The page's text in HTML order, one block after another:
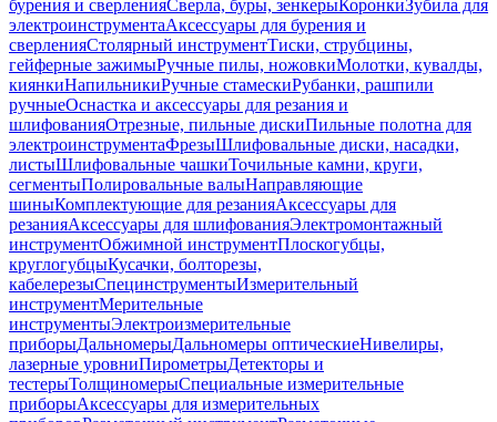
бурения и сверленияСверла, буры, зенкерыКоронкиЗубила для
электроинструментаАксессуары для бурения и
сверленияСтолярный инструментТиски, струбцины,
гейферные зажимыРучные пилы, ножовкиМолотки, кувалды,
киянкиНапильникиРучные стамескиРубанки, рашпили
ручныеОснастка и аксессуары для резания и
шлифованияОтрезные, пильные дискиПильные полотна для
электроинструментаФрезыШлифовальные диски, насадки,
листыШлифовальные чашкиТочильные камни, круги,
сегментыПолировальные валыНаправляющие
шиныКомплектующие для резанияАксессуары для
резанияАксессуары для шлифованияЭлектромонтажный
инструментОбжимной инструментПлоскогубцы,
круглогубцыКусачки, болторезы,
кабелерезыСпецинструментыИзмерительный
инструментМерительные
инструментыЭлектроизмерительные
приборыДальномерыДальномеры оптическиеНивелиры,
лазерные уровниПирометрыДетекторы и
тестерыТолщиномерыСпециальные измерительные
приборыАксессуары для измерительных